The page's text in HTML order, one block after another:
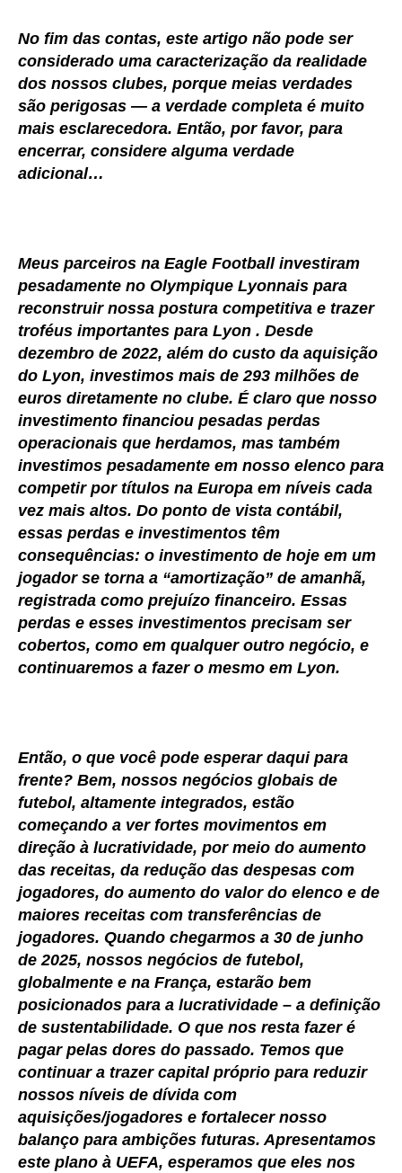
No fim das contas, este artigo não pode ser
considerado uma caracterização da realidade
dos nossos clubes, porque meias verdades
são perigosas — a verdade completa é muito
mais esclarecedora. Então, por favor, para
encerrar, considere alguma verdade
adicional…
Meus parceiros na Eagle Football investiram
pesadamente no Olympique Lyonnais para
reconstruir nossa postura competitiva e trazer
troféus importantes para Lyon . Desde
dezembro de 2022, além do custo da aquisição
do Lyon, investimos mais de 293 milhões de
euros diretamente no clube. É claro que nosso
investimento financiou pesadas perdas
operacionais que herdamos, mas também
investimos pesadamente em nosso elenco para
competir por títulos na Europa em níveis cada
vez mais altos. Do ponto de vista contábil,
essas perdas e investimentos têm
consequências: o investimento de hoje em um
jogador se torna a “amortização” de amanhã,
registrada como prejuízo financeiro. Essas
perdas e esses investimentos precisam ser
cobertos, como em qualquer outro negócio, e
continuaremos a fazer o mesmo em Lyon.
Então, o que você pode esperar daqui para
frente? Bem, nossos negócios globais de
futebol, altamente integrados, estão
começando a ver fortes movimentos em
direção à lucratividade, por meio do aumento
das receitas, da redução das despesas com
jogadores, do aumento do valor do elenco e de
maiores receitas com transferências de
jogadores. Quando chegarmos a 30 de junho
de 2025, nossos negócios de futebol,
globalmente e na França, estarão bem
posicionados para a lucratividade – a definição
de sustentabilidade. O que nos resta fazer é
pagar pelas dores do passado. Temos que
continuar a trazer capital próprio para reduzir
nossos níveis de dívida com
aquisições/jogadores e fortalecer nosso
balanço para ambições futuras. Apresentamos
este plano à UEFA, esperamos que eles nos